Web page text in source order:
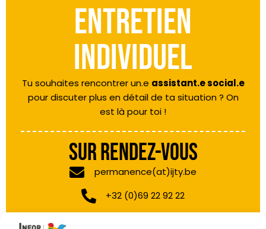
ENTRETIEN
INDIVIDUEL
Tu souhaites rencontrer un.e assistant.e social.e
pour discuter plus en détail de ta situation ? On
est là pour toi !
SUR RENDEZ-VOUS
permanence(at)ijty.be
+32 (0)69 22 92 22